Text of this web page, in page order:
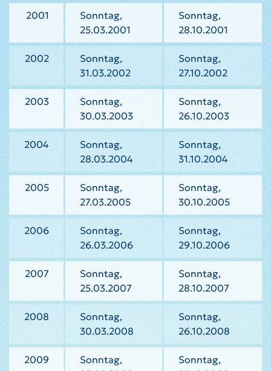
2001
Sonntag,
25.03.2001
Sonntag,
28.10.2001
2002
Sonntag,
31.03.2002
Sonntag,
27.10.2002
2003
Sonntag,
30.03.2003
Sonntag,
26.10.2003
2004
Sonntag,
28.03.2004
Sonntag,
31.10.2004
2005
Sonntag,
27.03.2005
Sonntag,
30.10.2005
2006
Sonntag,
26.03.2006
Sonntag,
29.10.2006
2007
Sonntag,
25.03.2007
Sonntag,
28.10.2007
2008
Sonntag,
30.03.2008
Sonntag,
26.10.2008
2009
Sonntag,
Sonntag,